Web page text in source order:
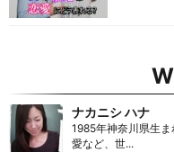
ナカニシ ハナ
1985年神奈川県生
愛など、世...